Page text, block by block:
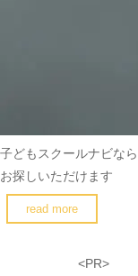
子どもスクールナビなら
お探しいただけます
read more
<PR>